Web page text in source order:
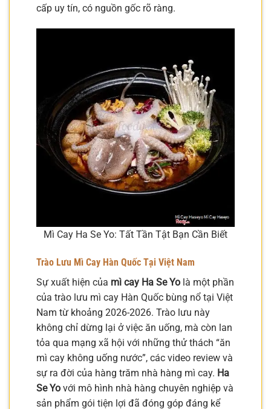
cấp uy tín, có nguồn gốc rõ ràng.
Mì Cay Ha Se Yo: Tất Tần Tật Bạn Cần Biết
Trào Lưu Mì Cay Hàn Quốc Tại Việt Nam
Sự xuất hiện của mì cay Ha Se Yo là một phần
của trào lưu mì cay Hàn Quốc bùng nổ tại Việt
Nam từ khoảng 2026-2026. Trào lưu này
không chỉ dừng lại ở việc ăn uống, mà còn lan
tỏa qua mạng xã hội với những thử thách “ăn
mì cay không uống nước”, các video review và
sự ra đời của hàng trăm nhà hàng mì cay. Ha
Se Yo với mô hình nhà hàng chuyên nghiệp và
sản phẩm gói tiện lợi đã đóng góp đáng kể